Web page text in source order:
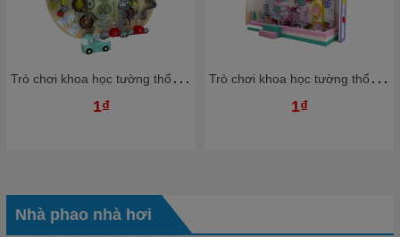
T
rò chơi khoa học tường thổi bóng nhựa Ziczac TTBKB05 Dochoikinhbac Trò chơi hấp dẫn trong nhà bóng
1₫
T
rò chơi khoa học tường thổi bóng nhựa Ziczac TTBKB03 Dochoikinhbac Trò chơi hấp dẫn trong nhà bóng
1₫
Nhà phao nhà hơi